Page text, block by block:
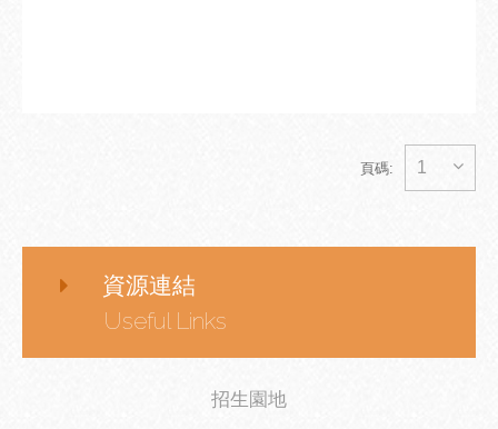
頁碼: 1
資源連結
Useful Links
招生園地